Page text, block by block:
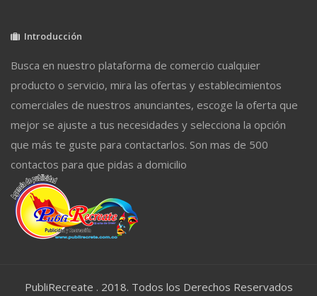
Introducción
Busca en nuestro plataforma de comercio cualquier
producto o servicio, mira las ofertas y establecimientos
comerciales de nuestros anunciantes, escoge la oferta que
mejor se ajuste a tus necesidades y selecciona la opción
que más te guste para contactarlos. Son mas de 500
contactos para que pidas a domicilio
PubliRecreate . 2018. Todos los Derechos Reservados